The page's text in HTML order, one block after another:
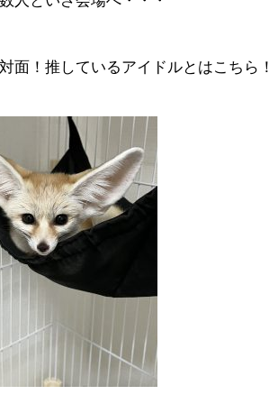
面！推しているアイドルとはこちら